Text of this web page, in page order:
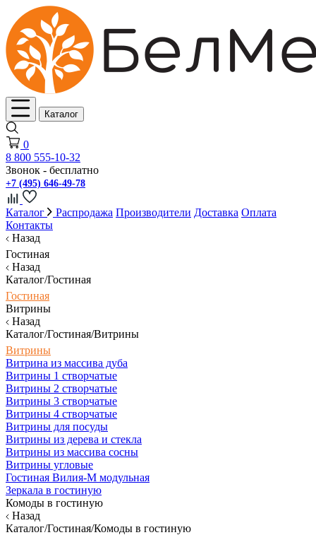
Каталог
0
8 800 555-10-32
Звонок - бесплатно
+7 (495) 646-49-78
Каталог Распродажа Производители Доставка Оплата
Контакты
Назад
Гостиная
Назад
Каталог/Гостиная
Гостиная
Витрины
Назад
Каталог/Гостиная/Витрины
Витрины
Витрина из массива дуба
Витрины 1 створчатые
Витрины 2 створчатые
Витрины 3 створчатые
Витрины 4 створчатые
Витрины для посуды
Витрины из дерева и стекла
Витрины из массива сосны
Витрины угловые
Гостиная Вилия-М модульная
Зеркала в гостиную
Комоды в гостиную
Назад
Каталог/Гостиная/Комоды в гостиную